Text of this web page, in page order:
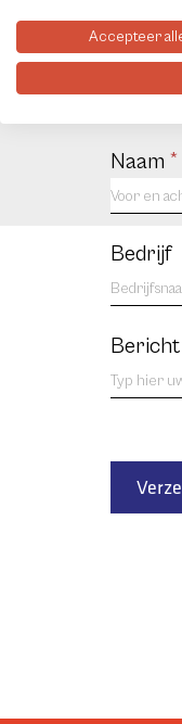
Contact
us
NL
Naam *
Bedrijf
Bericht
Accepteer